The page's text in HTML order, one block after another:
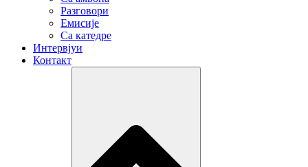
Разговори
Емисије
Са катедре
Интервјуи
Контакт